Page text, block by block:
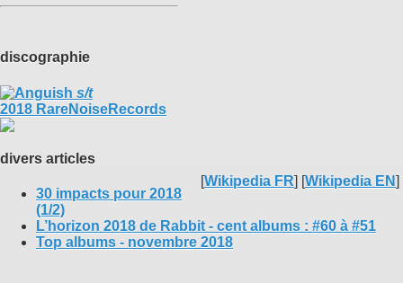
[Wikipedia FR] [Wikipedia EN]
discographie
s/t
2018 RareNoiseRecords
divers articles
30 impacts pour 2018
(1/2)
L’horizon 2018 de Rabbit - cent albums : #60 à #51
Top albums - novembre 2018